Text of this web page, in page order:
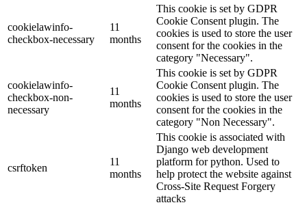
cookielawinfo-
checkbox-necessary
11
months
This cookie is set by GDPR
Cookie Consent plugin. The
cookies is used to store the user
consent for the cookies in the
category "Necessary".
cookielawinfo-
checkbox-non-
necessary
11
months
This cookie is set by GDPR
Cookie Consent plugin. The
cookies is used to store the user
consent for the cookies in the
category "Non Necessary".
csrftoken
11
months
This cookie is associated with
Django web development
platform for python. Used to
help protect the website against
Cross-Site Request Forgery
attacks